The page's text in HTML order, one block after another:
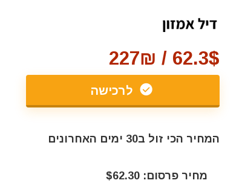
62.3$ / 227₪
לרכישה
המחיר הכי זול ב30 ימים האחרונים
מחיר פרסום: $62.30